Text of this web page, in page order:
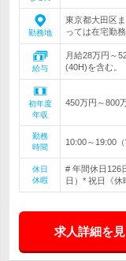
勤務地
東京都大田区
っては在宅勤
給与
月給28万円～
(40H)を含む
初年度
年収
450万円～800
勤務
時間
10:00～19:00
休日
休暇
# 年間休日126
日）* 祝日《休
求人詳細を